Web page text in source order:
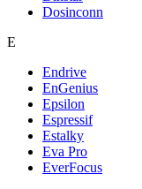
Dosinconn
E
Endrive
EnGenius
Epsilon
Espressif
Estalky
Eva Pro
EverFocus